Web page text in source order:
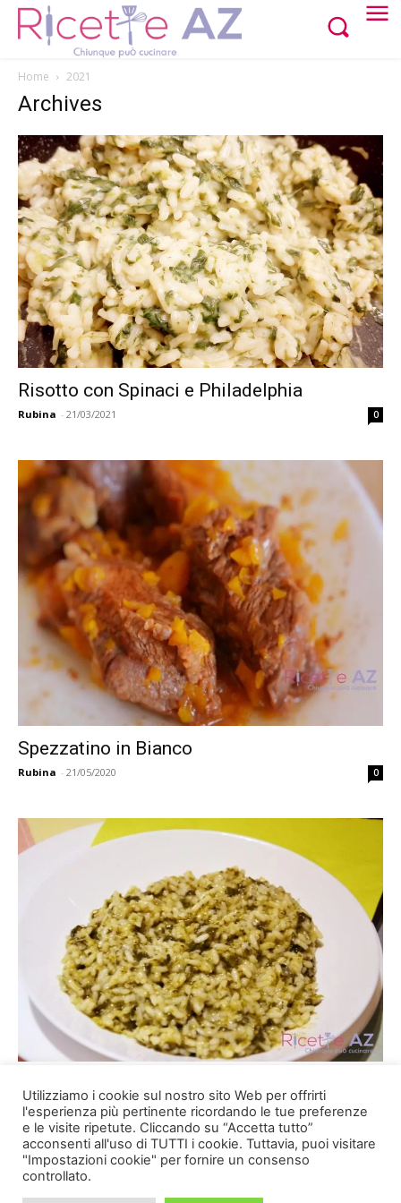
Home 2021
Archives
Risotto con Spinaci e Philadelphia
Rubina - 21/03/2021 0
Spezzatino in Bianco
Rubina - 21/05/2020 0
Rubina - 14/12/2018
Speciali Antipasti Primi Piatti Secondi Piatti
Utilizziamo i cookie sul nostro sito Web per offrirti
l'esperienza più pertinente ricordando le tue preferenze
e le visite ripetute. Cliccando su “Accetta tutto”
acconsenti all'uso di TUTTI i cookie. Tuttavia, puoi visitare
"Impostazioni cookie" per fornire un consenso
controllato.